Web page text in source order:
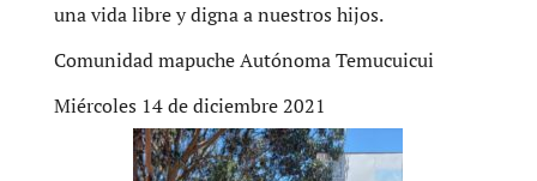
una vida libre y digna a nuestros hijos.
Comunidad mapuche Autónoma Temucuicui
Miércoles 14 de diciembre 2021